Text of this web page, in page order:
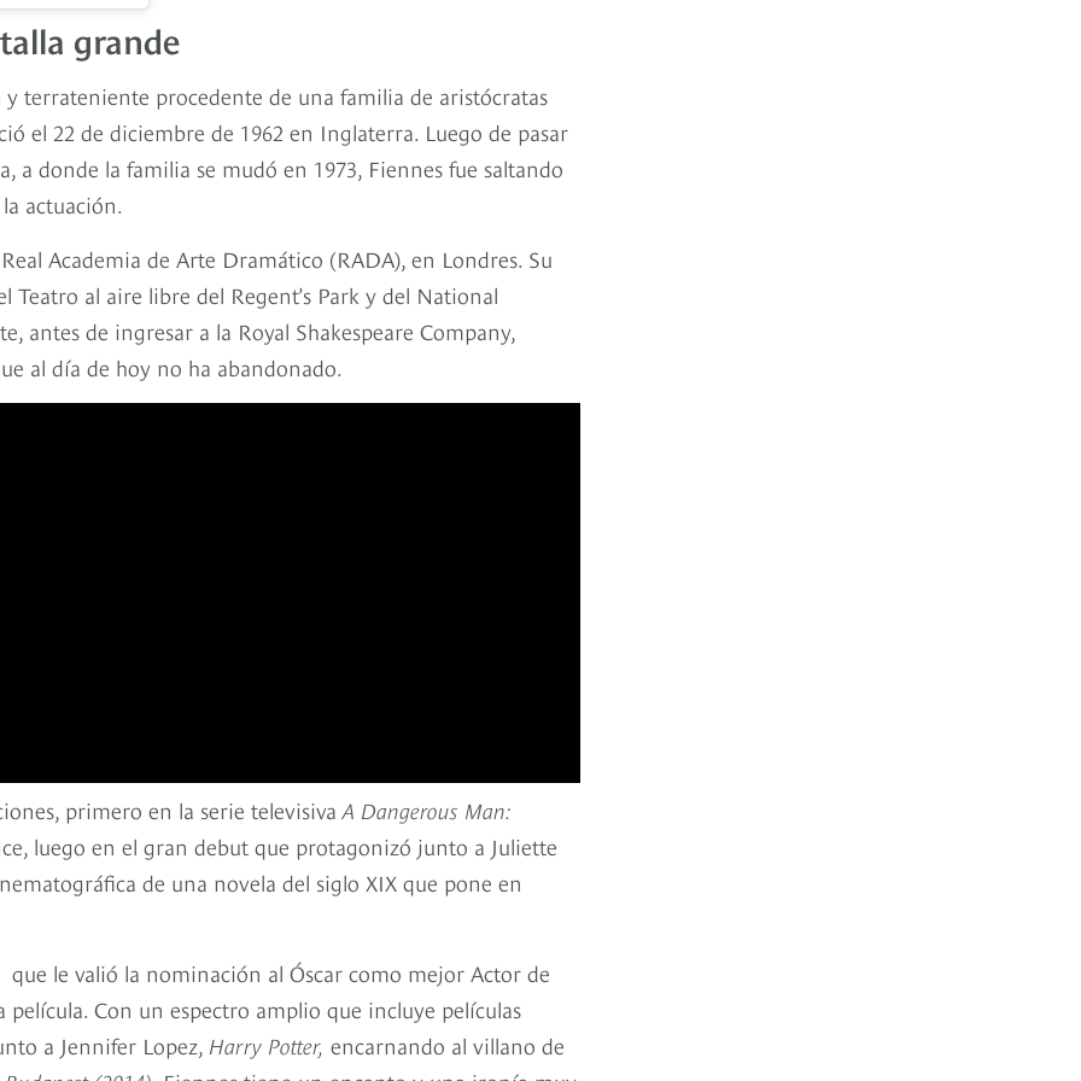
grande
terrateniente procedente de una familia de aristócratas
el 22 de diciembre de 1962 en Inglaterra. Luego de pasar
donde la familia se mudó en 1973, Fiennes fue saltando
actuación.
Academia de Arte Dramático (RADA), en Londres. Su
al aire libre del Regent’s Park y del National
antes de ingresar a la Royal Shakespeare Company,
al día de hoy no ha abandonado.
primero en la serie televisiva A Dangerous Man:
luego en el gran debut que protagonizó junto a Juliette
de una novela del siglo XIX que pone en
que le valió la nominación al Óscar como mejor Actor de
Con un espectro amplio que incluye películas
a Jennifer Lopez, Harry Potter, encarnando al villano de